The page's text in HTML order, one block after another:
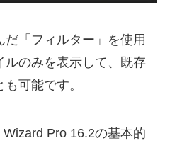
だ「フィルター」を使用
ルのみを表示して、既存
可能です。
Pro 16.2の基本的